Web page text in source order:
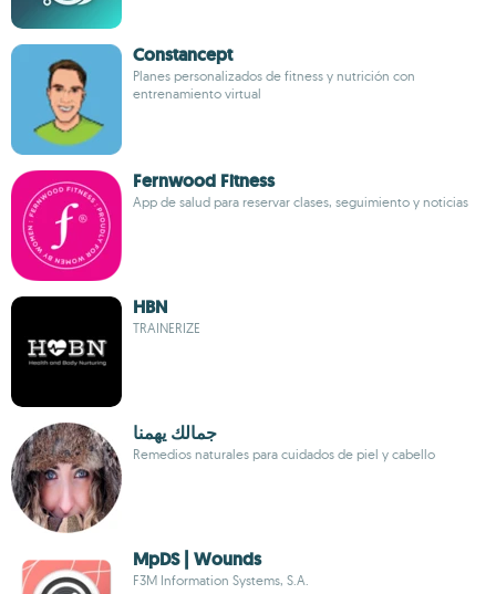
Constancept
Planes personalizados de fitness y nutrición con
entrenamiento virtual
Fernwood Fitness
App de salud para reservar clases, seguimiento y noticias
HBN
TRAINERIZE
جمالك يهمنا
Remedios naturales para cuidados de piel y cabello
MpDS | Wounds
F3M Information Systems, S.A.